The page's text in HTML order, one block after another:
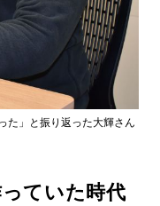
た」と振り返った大輝さん
ていた時代